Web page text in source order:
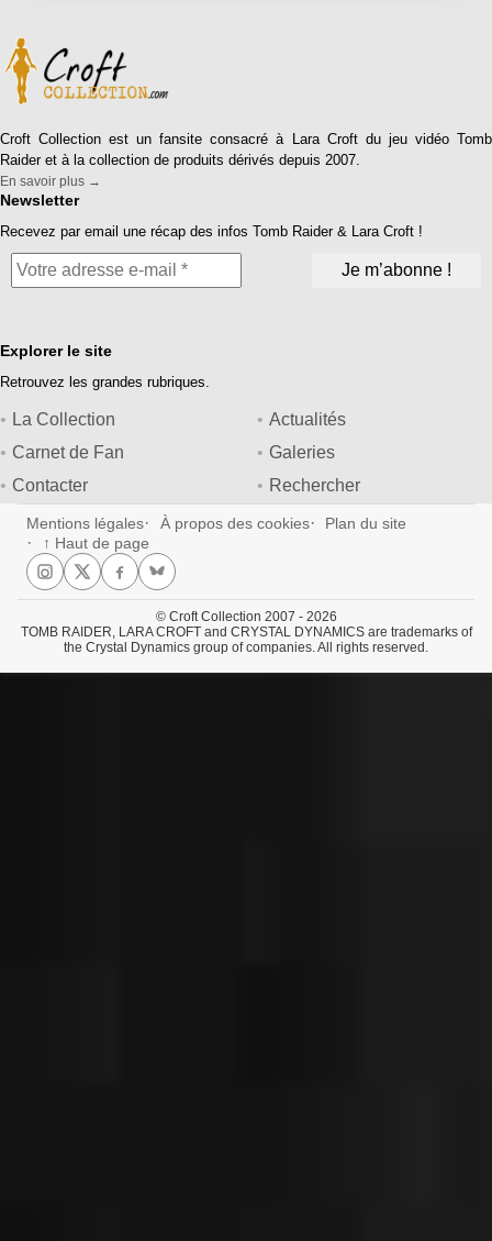
Croft Collection est un fansite consacré à Lara Croft du jeu vidéo Tomb
Raider et à la collection de produits dérivés depuis 2007.
En savoir plus →
Newsletter
Recevez par email une récap des infos Tomb Raider & Lara Croft !
Explorer le site
Retrouvez les grandes rubriques.
La Collection
Actualités
Carnet de Fan
Galeries
Contacter
Rechercher
Mentions légales À propos des cookies
Plan du site
↑ Haut de page
© Croft Collection 2007 - 2026
TOMB RAIDER, LARA CROFT and CRYSTAL DYNAMICS are trademarks of
the Crystal Dynamics group of companies. All rights reserved.